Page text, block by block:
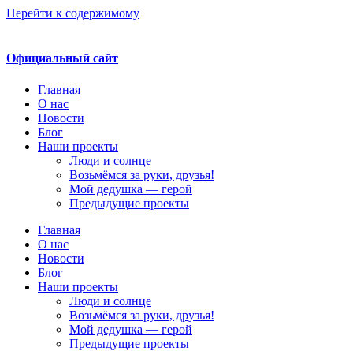
Перейти к содержимому
Официальный сайт
Главная
О нас
Новости
Блог
Наши проекты
Люди и солнце
Возьмёмся за руки, друзья!
Мой дедушка — герой
Предыдущие проекты
Главная
О нас
Новости
Блог
Наши проекты
Люди и солнце
Возьмёмся за руки, друзья!
Мой дедушка — герой
Предыдущие проекты